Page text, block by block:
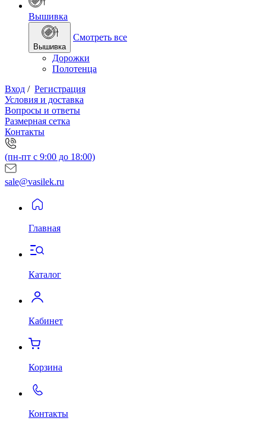
Вышивка
Вышивка
Смотреть все
Дорожки
Полотенца
Вход / Регистрация
Условия и доставка
Вопросы и ответы
Размерная сетка
Контакты
(пн-пт с 9:00 до 18:00)
sale@vasilek.ru
Главная
Каталог
Кабинет
Корзина
Контакты